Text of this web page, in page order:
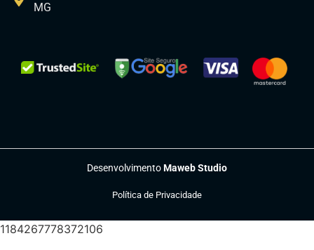
MG
DesenvolvimentoMaweb Studio
Política de Privacidade
1184267778372106